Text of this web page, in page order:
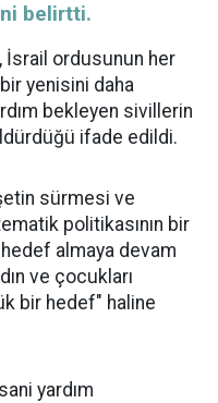
belirtti.
İsrail ordusunun her
yenisini daha
bekleyen sivillerin
ifade edildi.
sürmesi ve
politikasının bir
almaya devam
ve çocukları
bir hedef" haline
yardım